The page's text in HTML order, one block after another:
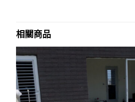
相關商品